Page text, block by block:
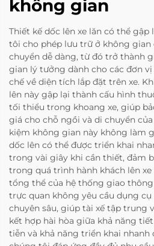
không gian
Thiết kế dốc lên xe lăn có thể gập
tôi cho phép lưu trữ ở không gian
chuyển dễ dàng, từ đó trở thành
gian lý tưởng dành cho các đơn
chế về diện tích lắp đặt trên xe.
lên này gập lại thành cấu hình
tối thiểu trong khoang xe, giúp
giá cho chỗ ngồi và di chuyển
kiệm không gian này không làm
dốc lên có thể được triển khai
trong vài giây khi cần thiết, đảm
trong quá trình hành khách lên xe
tổng thể của hệ thống giao
trực quan không yêu cầu dụng
chuyên sâu, giúp tài xế tập trung
kết hợp hài hòa giữa khả năng
tiễn và khả năng triển khai nhanh